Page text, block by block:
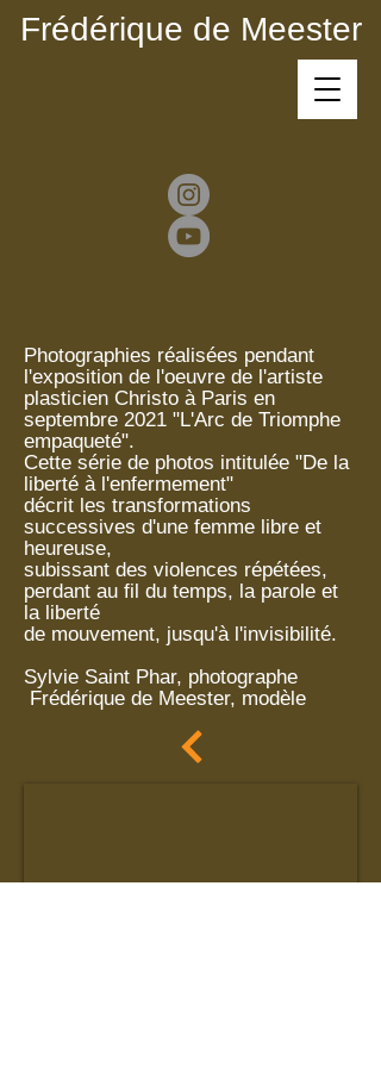
Frédérique de Meester
Photographies réalisées pendant
l'exposition de l'oeuvre de l'artiste
plasticien Christo à Paris en
septembre 2021 "L'Arc de Triomphe
empaqueté".
Cette série de photos intitulée "De la
liberté à l'enfermement"
décrit les transformations
successives d'une femme libre et
heureuse,
subissant des violences répétées,
perdant au fil du temps, la parole et
la liberté
de mouvement, jusqu'à l'invisibilité.
Sylvie Saint Phar, photographe
Frédérique de Meester, modèle